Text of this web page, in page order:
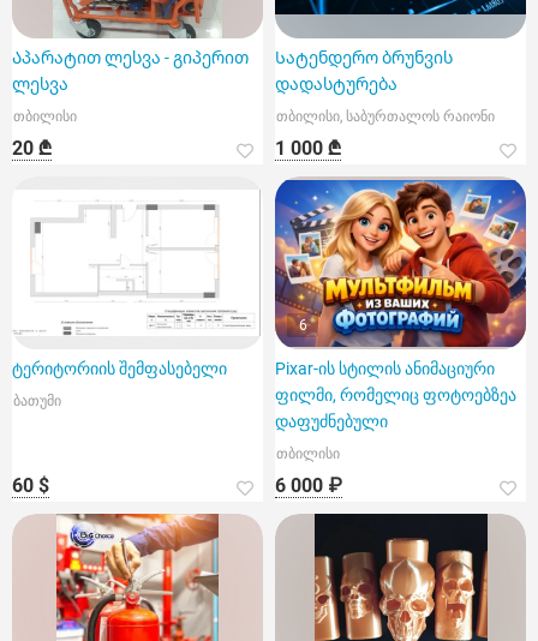
Აპარატით ლესვა - გიპერით
ლესვა
თბილისი
20 ₾
Სატენდერო ბრუნვის
დადასტურება
თბილისი, საბურთალოს რაიონი
1 000 ₾
ტერიტორიის შემფასებელი
ბათუმი
60 $
6
Pixar-ის სტილის ანიმაციური
ფილმი, რომელიც ფოტოებზეა
დაფუძნებული
თბილისი
6 000 ₽